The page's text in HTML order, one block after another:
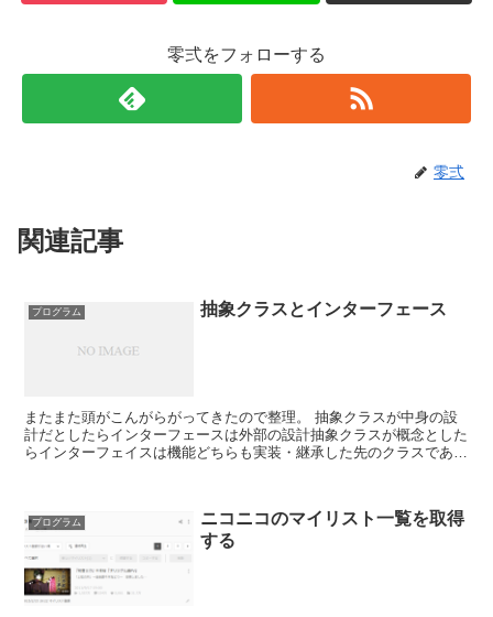
零弍をフォローする
零弍
関連記事
プログラム 抽象クラスとインターフェース
またまた頭がこんがらがってきたので整理。 抽象クラスが中身の設
計だとしたらインターフェースは外部の設計抽象クラスが概念とした
らインターフェイスは機能どちらも実装・継承した先のクラスであい
プログラム
ニコニコのマイリスト一覧を取得
する